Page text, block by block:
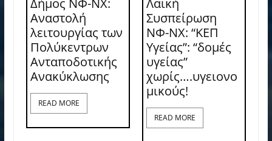
Δήμος ΝΦ-ΝΧ:
Αναστολή
λειτουργίας των
Πολύκεντρων
Ανταποδοτικής
Ανακύκλωσης
READ MORE
Λαϊκή
Συσπείρωση
ΝΦ-ΝΧ: “ΚΕΠ
Υγείας”: “δομές
υγείας”
χωρίς….υγειονο
μικούς!
READ MORE